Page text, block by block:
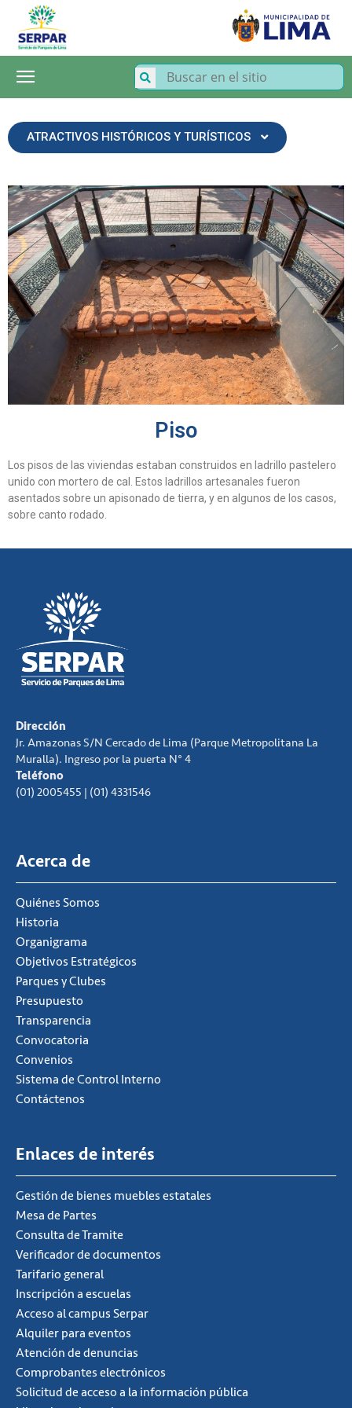
SERPAR
Servicio
de
Parques
ATRACTIVOS HISTÓRICOS Y TURÍSTICOS
Piso
Los pisos de las viviendas estaban construidos en ladrillo pastelero
unido con mortero de cal. Estos ladrillos artesanales fueron
asentados sobre un apisonado de tierra, y en algunos de los casos,
sobre canto rodado.
Dirección
Jr. Amazonas S/N Cercado de Lima (Parque Metropolitana La
Muralla). Ingreso por la puerta N° 4
Teléfono
(01) 2005455 | (01) 4331546
Acerca de
Quiénes Somos
Historia
Organigrama
Objetivos Estratégicos
Parques y Clubes
Presupuesto
Transparencia
Convocatoria
Convenios
Sistema de Control Interno
Contáctenos
Enlaces de interés
Gestión de bienes muebles estatales
Mesa de Partes
Consulta de Tramite
Verificador de documentos
Tarifario general
Inscripción a escuelas
Acceso al campus Serpar
Alquiler para eventos
Atención de denuncias
Comprobantes electrónicos
Solicitud de acceso a la información pública